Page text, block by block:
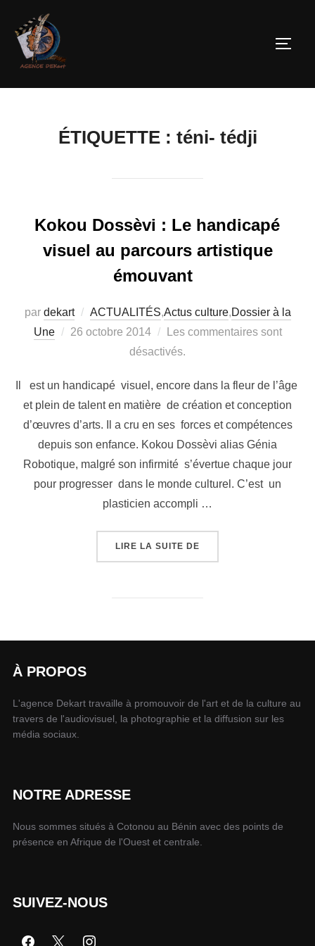
ÉTIQUETTE : téni- tédji
Kokou Dossèvi : Le handicapé
visuel au parcours artistique
émouvant
par dekart ACTUALITÉS,Actus culture,Dossier à la
Une
26 octobre 2014
Les commentaires sont
désactivés.
Il est un handicapé visuel, encore dans la fleur de l’âge
et plein de talent en matière de création et conception
d’œuvres d’arts. Il a cru en ses forces et compétences
depuis son enfance. Kokou Dossèvi alias Génia
Robotique, malgré son infirmité s’évertue chaque jour
pour progresser dans le monde culturel. C’est un
plasticien accompli …
LIRE LA SUITE DE
À PROPOS
L'agence Dekart travaille à promouvoir de l'art et de la culture au
travers de l'audiovisuel, la photographie et la diffusion sur les
média sociaux.
NOTRE ADRESSE
Nous sommes situés à Cotonou au Bénin avec des points de
présence en Afrique de l'Ouest et centrale.
SUIVEZ-NOUS